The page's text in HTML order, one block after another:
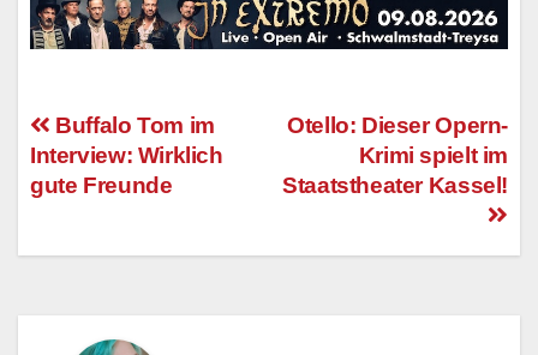
Beitragsnavigation
Otello: Dieser Opern-
Krimi spielt im
Staatstheater Kassel!
Buffalo Tom im
Interview: Wirklich
gute Freunde